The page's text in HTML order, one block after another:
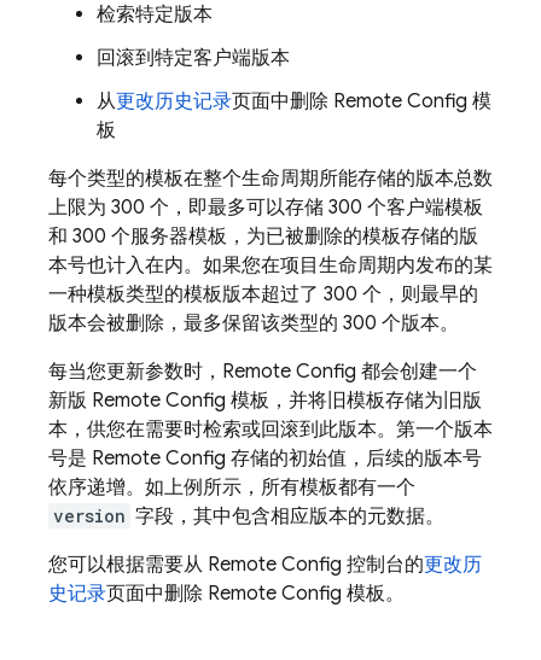
检索特定版本
回滚到特定客户端版本
从更改历史记录页面中删除 Remote Config 模
板
每个类型的模板在整个生命周期所能存储的版本总数
上限为 300 个，即最多可以存储 300 个客户端模板
和 300 个服务器模板，为已被删除的模板存储的版
本号也计入在内。如果您在项目生命周期内发布的某
一种模板类型的模板版本超过了 300 个，则最早的
版本会被删除，最多保留该类型的 300 个版本。
每当您更新参数时， Remote Config 都会创建一个
新版 Remote Config 模板，并将旧模板存储为旧版
本，供您在需要时检索或回滚到此版本。第一个版本
号是 Remote Config 存储的初始值，后续的版本号
依序递增。如上例所示，所有模板都有一个
version 字段，其中包含相应版本的元数据。
您可以根据需要从 Remote Config 控制台的更改历
史记录页面中删除 Remote Config 模板。